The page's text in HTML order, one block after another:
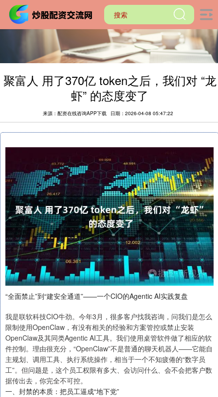
聚富人 用了370亿 token之后，我们对 “龙
虾” 的态度变了
来源：配资在线咨询APP下载 日期：2026-04-08 05:47:22
“全面禁止”到“建安全通道”——一个CIO的Agentic AI实践复盘
我是联软科技CIO牛劲。今年3月，很多客户找我咨询，问我们是怎么
限制使用OpenClaw，有没有相关的经验和方案管控或禁止安装
OpenClaw及其同类Agentic AI工具。我们使用桌管软件做了相应的软
件控制。理由很充分，“OpenClaw”不是普通的聊天机器人——它能自
主规划、调用工具、执行系统操作，相当于一个不知疲倦的“数字员
工”。但问题是，这个员工权限有多大、会访问什么、会不会把客户数
据传出去，你完全不可控。
一、封禁的本质：把员工逼成“地下党”